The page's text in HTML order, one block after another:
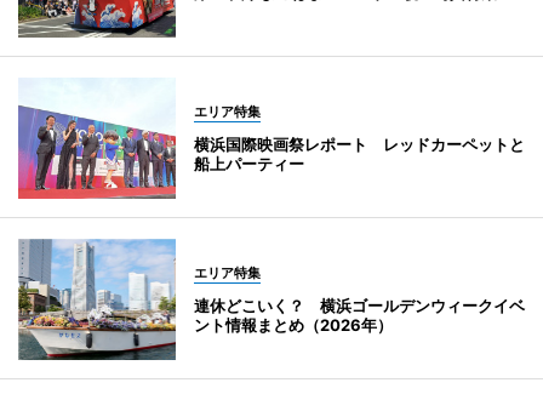
エリア特集
横浜国際映画祭レポート レッドカーペットと
船上パーティー
エリア特集
連休どこいく？ 横浜ゴールデンウィークイベ
ント情報まとめ（2026年）